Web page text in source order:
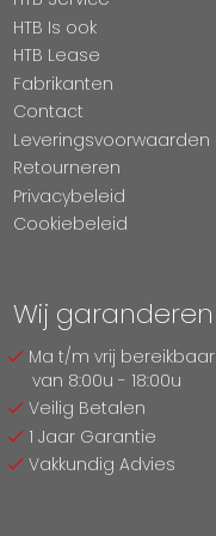
HTB Is ook
HTB Lease
Fabrikanten
Contact
Leveringsvoorwaarden
Retourneren
Privacybeleid
Cookiebeleid
Wij garanderen
Ma t/m vrij bereikbaar
van 8:00u - 18:00u
Veilig Betalen
1 Jaar Garantie
Vakkundig Advies